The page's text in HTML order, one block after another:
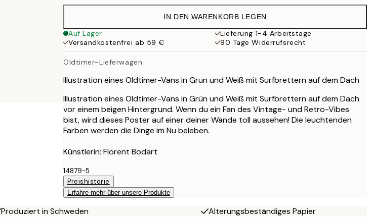
IN DEN WARENKORB LEGEN
Auf Lager
Lieferung 1-4 Arbeitstage
Versandkostenfrei ab 59 €
90 Tage Widerrufsrecht
Oldtimer-Lieferwagen
Illustration eines Oldtimer-Vans in Grün und Weiß mit Surfbrettern auf dem Dach
Illustration eines Oldtimer-Vans in Grün und Weiß mit Surfbrettern auf dem Dach
vor einem beigen Hintergrund. Wenn du ein Fan des Vintage- und Retro-Vibes
bist, wird dieses Poster auf einer deiner Wände toll aussehen! Die leuchtenden
Farben werden die Dinge im Nu beleben.
Künstlerin: Florent Bodart
14879-5
Preishistorie
Erfahre mehr über unsere Produkte
Produziert in Schweden Alterungsbeständiges Papier